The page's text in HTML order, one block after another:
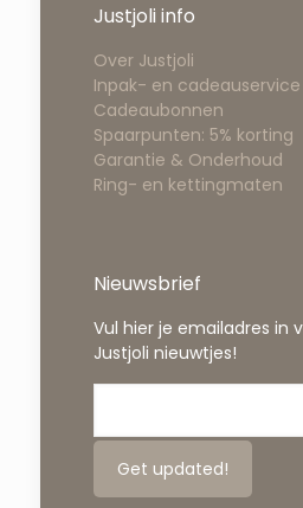
Justjoli info
Over Justjoli
Inpak- en cadeauservice
Cadeaubonnen
Spaarpunten: 5% korting
Garantie & Onderhoud
Ring- en kettingmaten
Nieuwsbrief
Vul hier je emailadres in
Justjoli nieuwtjes!